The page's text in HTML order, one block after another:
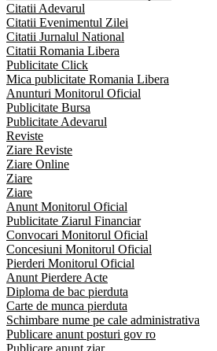
Citatii Adevarul
Citatii Evenimentul Zilei
Citatii Jurnalul National
Citatii Romania Libera
Publicitate Click
Mica publicitate Romania Libera
Anunturi Monitorul Oficial
Publicitate Bursa
Publicitate Adevarul
Reviste
Ziare Reviste
Ziare Online
Ziare
Ziare
Anunt Monitorul Oficial
Publicitate Ziarul Financiar
Convocari Monitorul Oficial
Concesiuni Monitorul Oficial
Pierderi Monitorul Oficial
Anunt Pierdere Acte
Diploma de bac pierduta
Carte de munca pierduta
Schimbare nume pe cale administrativa
Publicare anunt posturi gov ro
Publicare anunt ziar